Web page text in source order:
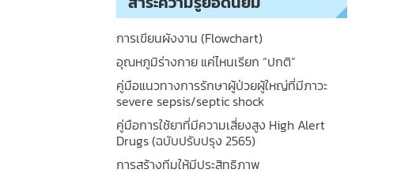
การเขียนผังงาน (Flowchart)
อุณหภูมิร่างกาย แค่ไหนเรียก “ปกติ”
คู่มือแนวทางการรักษาผู้ป่วยผู้ใหญ่ที่มีภาวะ
severe sepsis/septic shock
คู่มือการใช้ยาที่มีความเสี่ยงสูง High Alert
Drugs (ฉบับปรับปรุง 2565)
การสร้างทีมให้มีประสิทธิภาพ